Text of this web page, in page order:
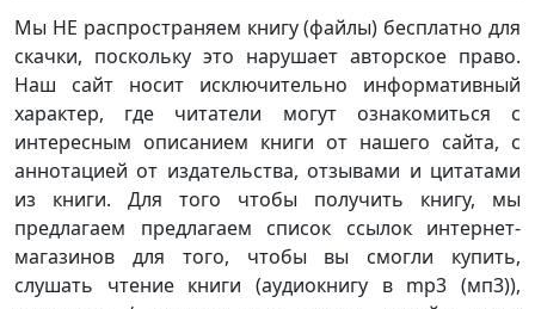
Мы НЕ распространяем книгу (файлы) бесплатно для
скачки, поскольку это нарушает авторское право.
Наш сайт носит исключительно информативный
характер, где читатели могут ознакомиться с
интересным описанием книги от нашего сайта, с
аннотацией от издательства, отзывами и цитатами
из книги. Для того чтобы получить книгу, мы
предлагаем предлагаем список ссылок интернет-
магазинов для того, чтобы вы смогли купить,
слушать чтение книги (аудиокнигу в mp3 (мп3)),